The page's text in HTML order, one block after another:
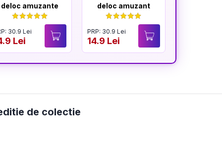
deloc amuzante
30.9 Lei
Lei
deloc amuzant
PRP: 30.9 Lei
14.9 Lei
de colectie